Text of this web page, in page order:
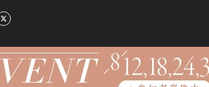
ル情報